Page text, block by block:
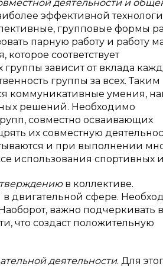
деятельности и
эффективной
групповые формы
парную работу и работу
соответствует
зависит от вклада
группы за всех. Таким
коммуникативные умения,
решений. Необходимо
совместно осваивающих
их совместную
и при выполнении
использования спортивных
в коллективе.
двигательной сфере.
важно подчеркивать
что создаст положительную
деятельности. Для